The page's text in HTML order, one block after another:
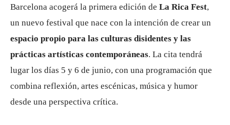
Barcelona acogerá la primera edición de La Rica Fest,
un nuevo festival que nace con la intención de crear un
espacio propio para las culturas disidentes y las
prácticas artísticas contemporáneas. La cita tendrá
lugar los días 5 y 6 de junio, con una programación que
combina reflexión, artes escénicas, música y humor
desde una perspectiva crítica.